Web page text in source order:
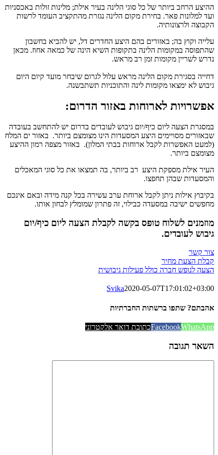
ההיצע הרחב ביותר של כל סוגי הלינה בעיר אילת; מלינות זולות באכסניות
ועד למלונות פאר. בחירת מקום הלינה נגזרת מהתקציב העומד לרשות
הקבוצה ולרצונותיה.
עלייה וקוץ בה; באזורים בהם היצע החדרים דל, יש להביא בחשבון
שהתפוסה במקומות הלינה בתקופות השיא הינה של כמאה אחוז. מכאן
נדרש לשריין מקומות זמן רב מראש.
דחייה בסגירת מקום הלינה מראש עלול לגרום שיבחר מועד קיום היום
גיבוש לא ימצאו מקומות לינה והתוכניות תשתבשנה.
אפשרויות לארוחות באזור הדרום:
במסגרת הצעה ליום כיף/יום גיבוש לעובדים בדרום יש להתחשב בעובדה
שבאזורים מסויימים היצע המסעדות הינו מצומצם ביותר. באזור ים המלח
(למעט האפשרות לקבל ארוחות בבתי המלון). באזור מצפה רמון ההיצע
מצומצם ביותר.
העיר אילת מספקת היצע רב ביותר, בה תמצאו את כל סוגי המאכלים
והמסעדות שבהן תחפצו.
בקיבוץ אילות ניתן לקבל ארוחת ערב עשירה בכל קנה מידה ובאם אינכם
מחפשים ישיבה במסעדה כבילוי, זה פתרון שמומלץ לבחון אותו.
מוזמנים לשלוח טופס בקשה לקבלת הצעה ליום כיף/יום
גיבוש לעובדים.
צור קשר
קבלת הצעת מחיר
הצעה לנופש חברה כולל פעילות גיבושית
Svika2020-05-07T17:01:02+03:00
אהבתם? שתפו ברשתות החברתיות
FacebookWhatsApp כתובת דואר אלקטרוני
השאר תגובה